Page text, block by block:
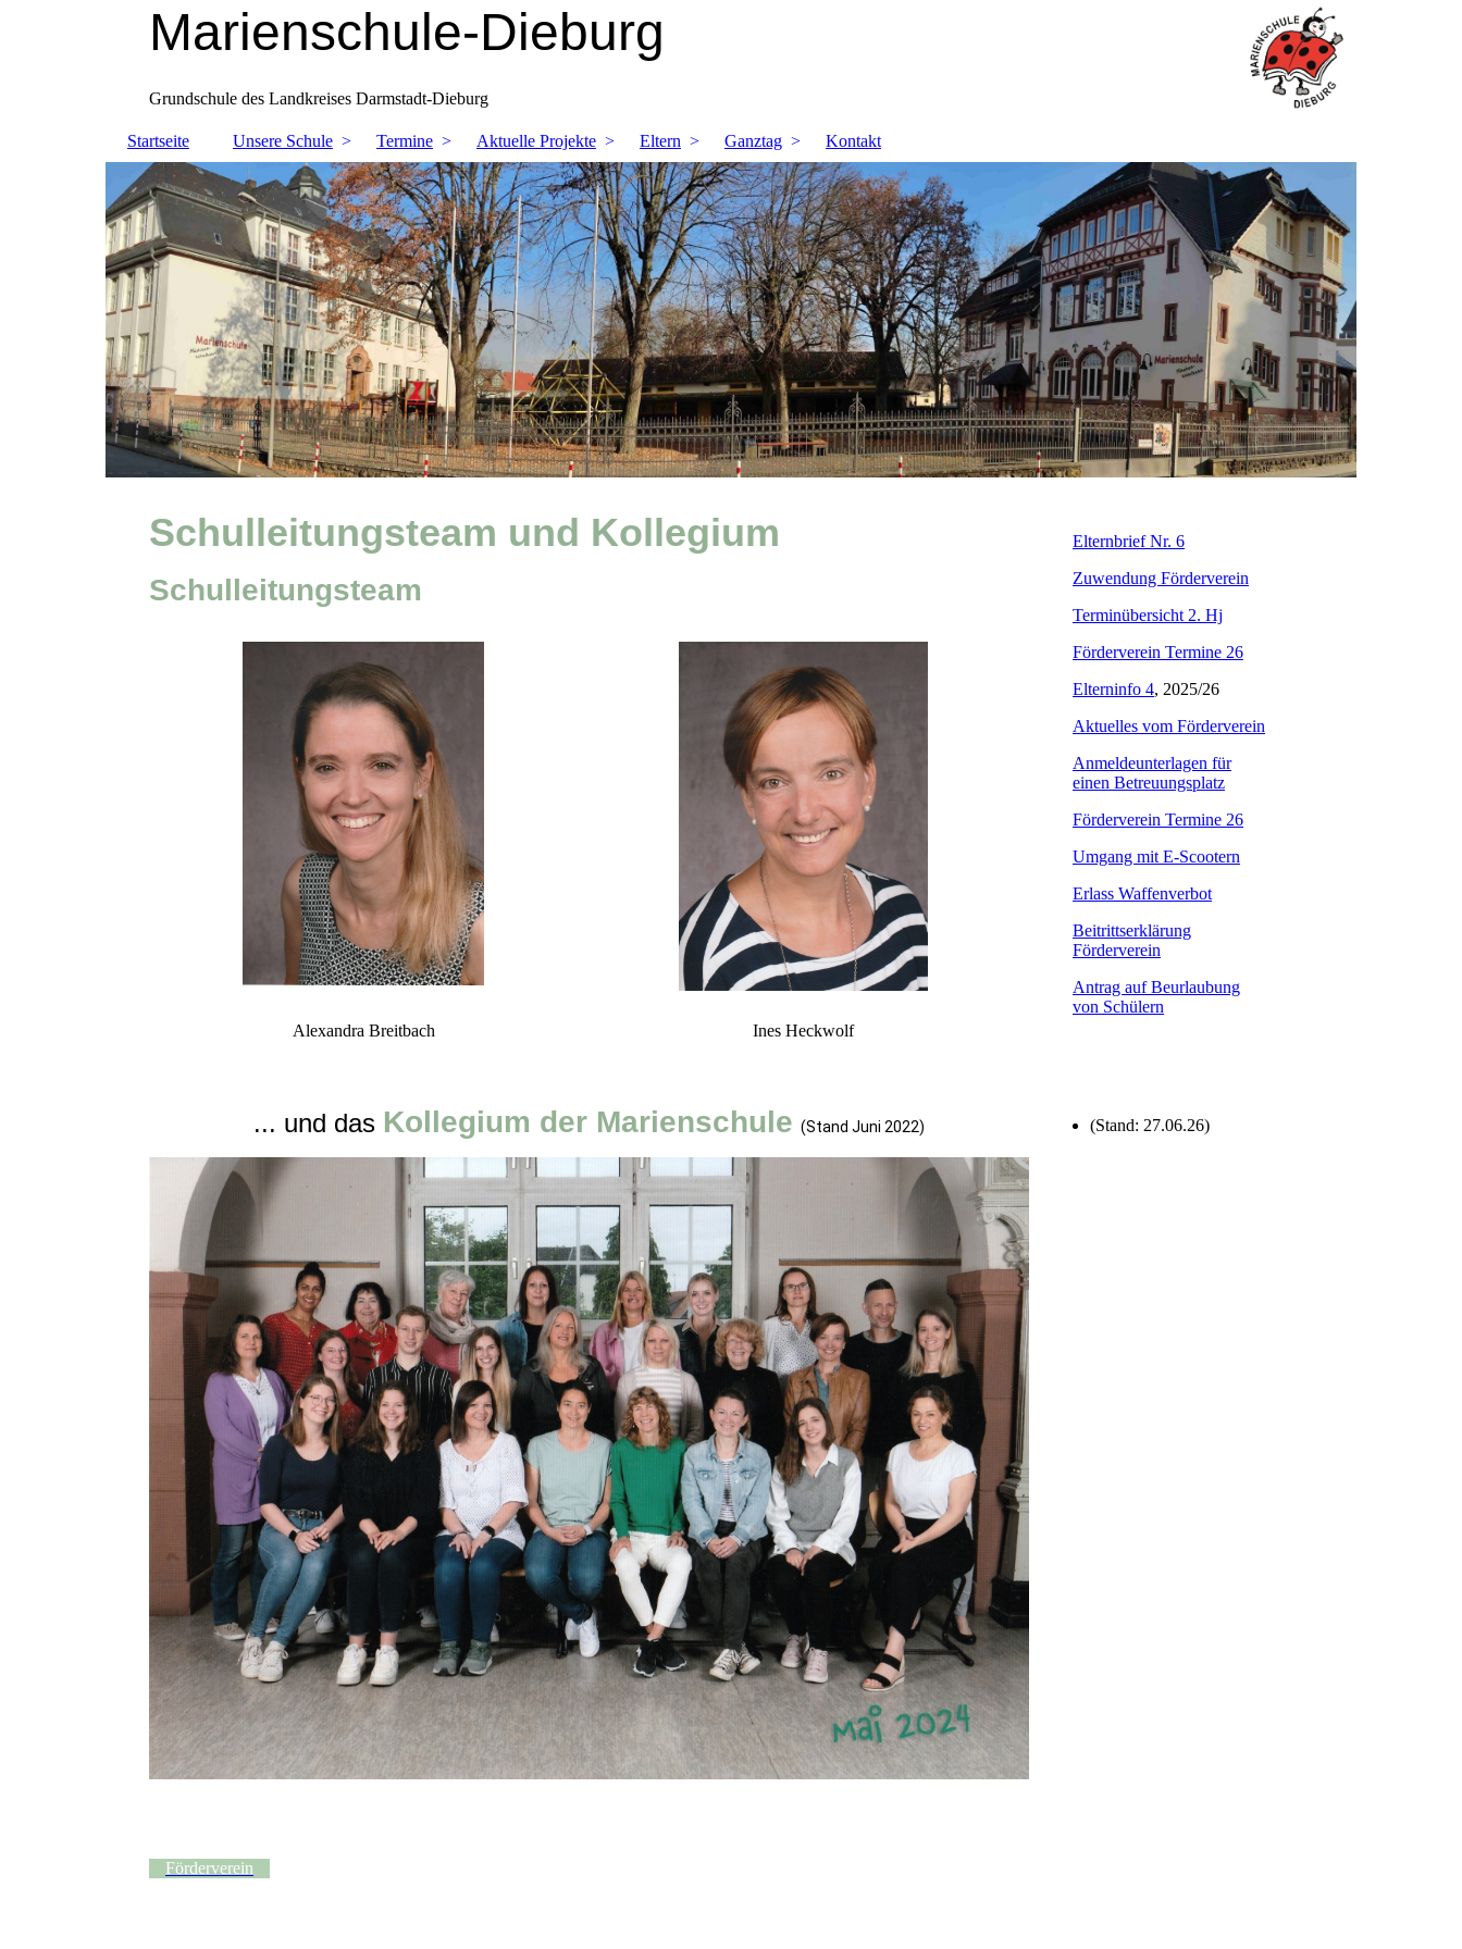
Marienschule-Dieburg
Grundschule des Landkreises Darmstadt-Dieburg
Startseite Unsere Schule Termine Aktuelle Projekte Eltern Ganztag Kontakt
Schulleitungsteam und Kollegium
Schulleitungsteam
Alexandra Breitbach Ines Heckwolf
... und das Kollegium der Marienschule (Stand Juni 2022)
Förderverein
Elternbrief Nr. 6
Zuwendung Förderverein
Terminübersicht 2. Hj
Förderverein Termine 26
Elterninfo 4, 2025/26
Aktuelles vom Förderverein
Anmeldeunterlagen für
einen Betreuungsplatz
Förderverein Termine 26
Umgang mit E-Scootern
Erlass Waffenverbot
Beitrittserklärung
Förderverein
Antrag auf Beurlaubung
von Schülern
(Stand: 27.06.26)